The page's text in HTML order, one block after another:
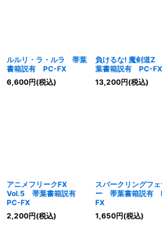
ルルリ・ラ・ルラ 帯葉
書箱説有 PC-FX
6,600円(税込)
負けるな! 魔剣道Z
葉書箱説有 PC-FX
13,200円(税込)
アニメフリークFX
Vol.5 帯葉書箱説有
PC-FX
2,200円(税込)
スパークリングフ
ー 帯葉書箱説有
FX
1,650円(税込)